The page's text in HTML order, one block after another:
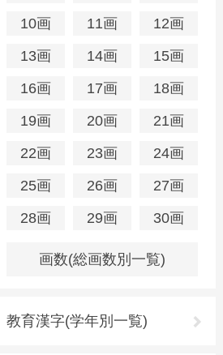
10画
11画
12画
13画
14画
15画
16画
17画
18画
19画
20画
21画
22画
23画
24画
25画
26画
27画
28画
29画 30画
画数(総画数別一覧)
教育漢字(学年別一覧)